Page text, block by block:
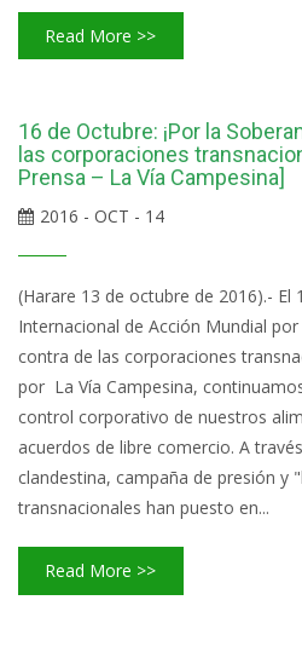
Read More >>
16 de Octubre: ¡Por la
las corporaciones
Prensa – La Vía Campesina]
2016 - OCT - 14
(Harare 13 de octubre de 2016).- El
Internacional de Acción Mundial
contra de las corporaciones
por La Vía Campesina,
control corporativo de nuestros
acuerdos de libre comercio. A
clandestina, campaña de presión y
transnacionales han puesto en...
Read More >>